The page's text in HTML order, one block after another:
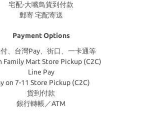
宅配-大嘴鳥貨到付款
郵寄 宅配寄送
Payment Options
、台灣Pay、街口、一卡通等
Family Mart Store Pickup (C2C)
Line Pay
on 7-11 Store Pickup (C2C)
貨到付款
銀行轉帳／ATM